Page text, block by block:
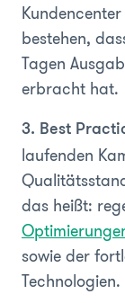
bestehen,
Tagen
erbracht hat.
3. Best
laufenden
das heißt:
sowie der
Technologien.